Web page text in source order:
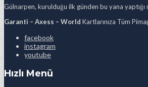
Gülnarpen, kurulduğu ilk günden bu yana
Garanti – Axess – World Kartlarınıza Tüm
facebook
instagram
youtube
Hızlı Menü